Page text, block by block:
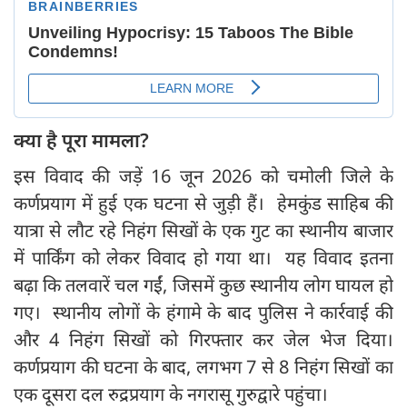
क्या है पूरा मामला?
इस विवाद की जड़ें 16 जून 2026 को चमोली जिले के
कर्णप्रयाग में हुई एक घटना से जुड़ी हैं। हेमकुंड साहिब की
यात्रा से लौट रहे निहंग सिखों के एक गुट का स्थानीय बाजार
में पार्किंग को लेकर विवाद हो गया था। यह विवाद इतना
बढ़ा कि तलवारें चल गईं, जिसमें कुछ स्थानीय लोग घायल हो
गए। स्थानीय लोगों के हंगामे के बाद पुलिस ने कार्रवाई की
और 4 निहंग सिखों को गिरफ्तार कर जेल भेज दिया।
कर्णप्रयाग की घटना के बाद, लगभग 7 से 8 निहंग सिखों का
एक दूसरा दल रुद्रप्रयाग के नगरासू गुरुद्वारे पहुंचा।